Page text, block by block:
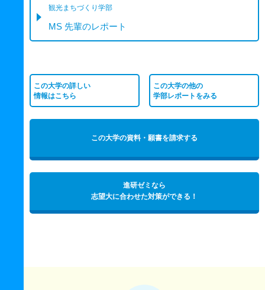
観光まちづくり学部
MS 先輩のレポート
この大学の詳しい
情報はこちら
この大学の他の
学部レポートをみる
この大学の資料・願書を請求する
進研ゼミなら
志望大に合わせた対策ができる！